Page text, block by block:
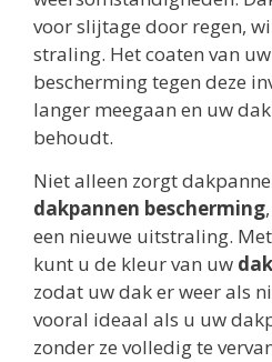
voor slijtage door regen,
straling. Het coaten van
bescherming tegen deze
langer meegaan en uw
behoudt.
Niet alleen zorgt
dakpannen bescherming
een nieuwe uitstraling.
kunt u de kleur van uw
zodat uw dak er weer als
vooral ideaal als u uw
zonder ze volledig te